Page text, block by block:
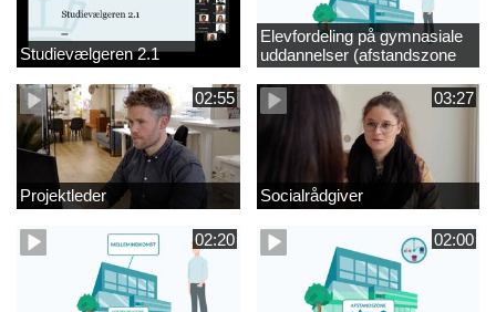
Studievælgeren 2.1
Elevfordeling på gymnasiale
uddannelser (afstandszone
redigeret)
02:55
Projektleder
03:27
Socialrådgiver
02:20 02:00